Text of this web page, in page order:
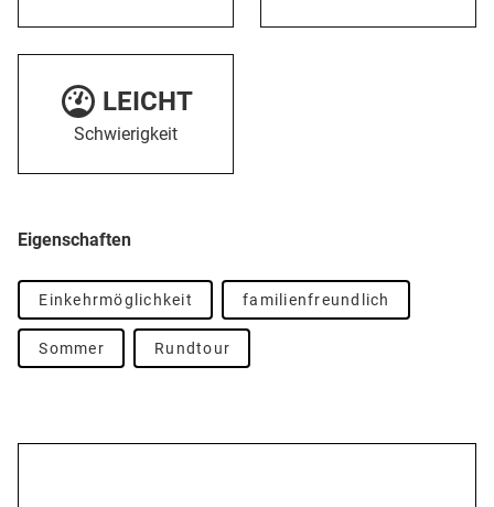
LEICHT
Schwierigkeit
Eigenschaften
Einkehrmöglichkeit familienfreundlich
Sommer Rundtour